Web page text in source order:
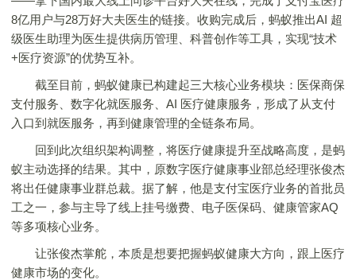
8亿用户与28万好大夫医生的链接。收购完成后，蚂蚁推出AI 超
级医生助理为医生提供病历管理、科普创作等工具，实现“技术
+医疗资源”的优势互补。
截至目前，蚂蚁健康已构建起三大核心业务模块：医保商保
支付服务、数字化就医服务、AI 医疗健康服务，形成了从支付
入口到就医服务，再到健康管理的全链条布局。
回到此次组织架构调整，将医疗健康提升至战略高度，是蚂
蚁主动选择的结果。其中，原数字医疗健康事业部总经理张俊杰
将出任健康事业群总裁。据了解，他是支付宝医疗业务的首批员
工之一，参与主导了线上挂号缴费、电子医保码、健康管家AQ
等多项核心业务。
让张俊杰掌舵，本质是想要把握蚂蚁健康大方向，跟上医疗
健康市场的变化。